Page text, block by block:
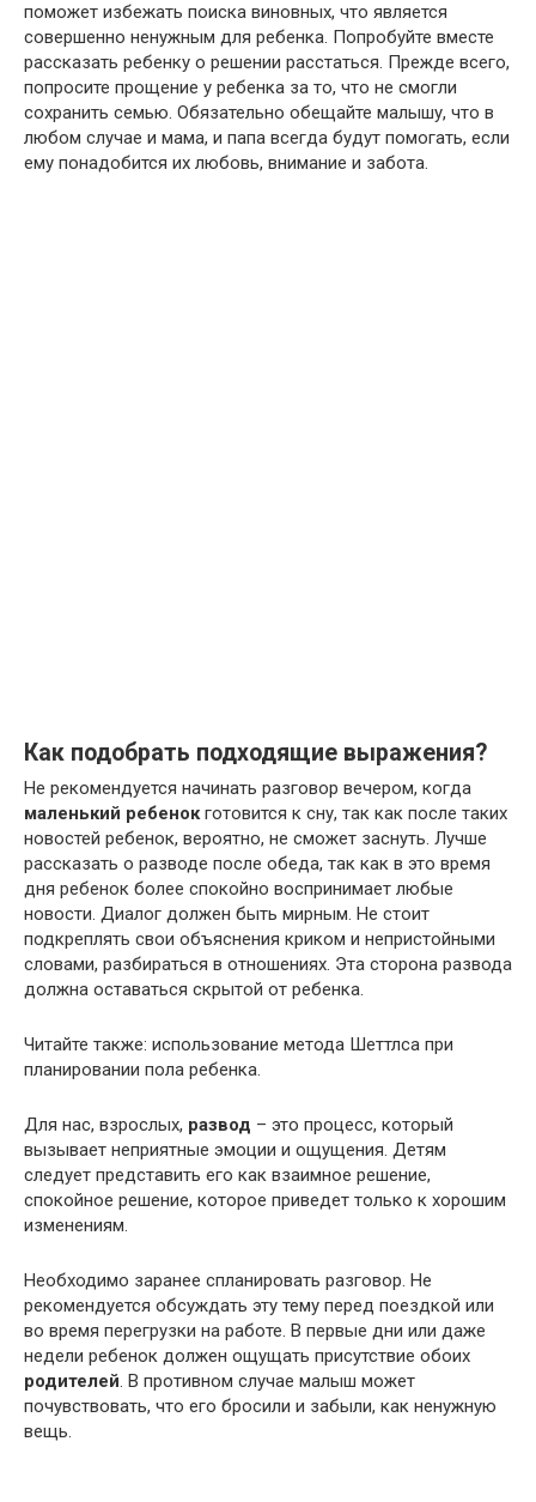
поможет избежать поиска виновных, что является
совершенно ненужным для ребенка. Попробуйте вместе
рассказать ребенку о решении расстаться. Прежде всего,
попросите прощение у ребенка за то, что не смогли
сохранить семью. Обязательно обещайте малышу, что в
любом случае и мама, и папа всегда будут помогать, если
ему понадобится их любовь, внимание и забота.
Как подобрать подходящие выражения?
Не рекомендуется начинать разговор вечером, когда
маленький ребенокготовится к сну, так как после таких
новостей ребенок, вероятно, не сможет заснуть. Лучше
рассказать о разводе после обеда, так как в это время
дня ребенок более спокойно воспринимает любые
новости. Диалог должен быть мирным. Не стоит
подкреплять свои объяснения криком и непристойными
словами, разбираться в отношениях. Эта сторона развода
должна оставаться скрытой от ребенка.
Читайте также: использование метода Шеттлса при
планировании пола ребенка.
Для нас, взрослых, развод – это процесс, который
вызывает неприятные эмоции и ощущения. Детям
следует представить его как взаимное решение,
спокойное решение, которое приведет только к хорошим
изменениям.
Необходимо заранее спланировать разговор. Не
рекомендуется обсуждать эту тему перед поездкой или
во время перегрузки на работе. В первые дни или даже
недели ребенок должен ощущать присутствие обоих
родителей. В противном случае малыш может
почувствовать, что его бросили и забыли, как ненужную
вещь.